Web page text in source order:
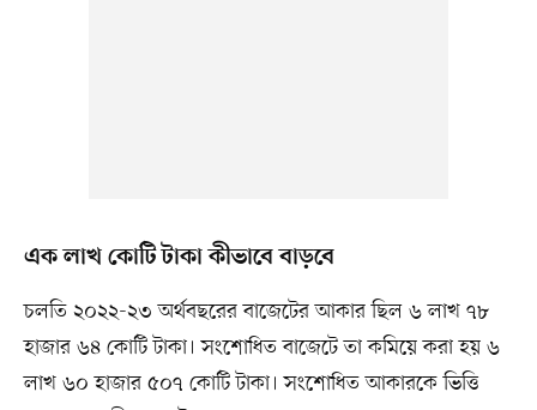
এক লাখ কোটি টাকা কীভাবে বাড়বে
চলতি ২০২২-২৩ অর্থবছরের বাজেটের আকার ছিল ৬ লাখ ৭৮
হাজার ৬৪ কোটি টাকা। সংশোধিত বাজেটে তা কমিয়ে করা হয় ৬
লাখ ৬০ হাজার ৫০৭ কোটি টাকা। সংশোধিত আকারকে ভিত্তি